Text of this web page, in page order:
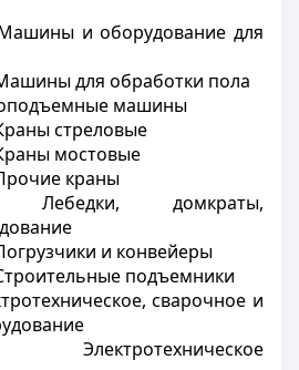
и оборудование для
для обработки пола
машины
стреловые
мостовые
краны
Лебедки, домкраты,
и конвейеры
подъемники
сварочное и
Электротехническое